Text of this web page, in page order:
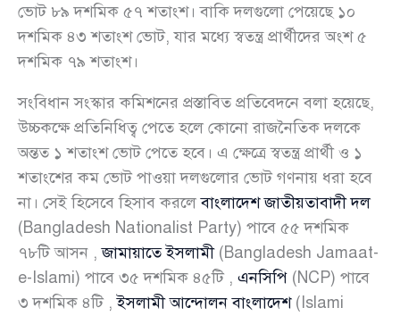
ভোট ৮৯ দশমিক ৫৭ শতাংশ। বাকি দলগুলো পেয়েছে ১০
দশমিক ৪৩ শতাংশ ভোট, যার মধ্যে স্বতন্ত্র প্রার্থীদের অংশ ৫
দশমিক ৭৯ শতাংশ।
সংবিধান সংস্কার কমিশনের প্রস্তাবিত প্রতিবেদনে বলা হয়েছে,
উচ্চকক্ষে প্রতিনিধিত্ব পেতে হলে কোনো রাজনৈতিক দলকে
অন্তত ১ শতাংশ ভোট পেতে হবে। এ ক্ষেত্রে স্বতন্ত্র প্রার্থী ও ১
শতাংশের কম ভোট পাওয়া দলগুলোর ভোট গণনায় ধরা হবে
না। সেই হিসেবে হিসাব করলেবাংলাদেশ জাতীয়তাবাদী দল
(Bangladesh Nationalist Party) পাবে ৫৫ দশমিক
৭৮টি আসন ,জামায়াতে ইসলামী(Bangladesh Jamaat-
e-Islami) পাবে ৩৫ দশমিক ৪৫টি , এনসিপি (NCP) পাবে
৩ দশমিক ৪টি ,ইসলামী আন্দোলন বাংলাদেশ(Islami